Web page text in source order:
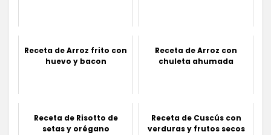
Receta de Arroz frito con
huevo y bacon
Receta de Arroz con
chuleta ahumada
Receta de Risotto de
setas y orégano
Receta de Cuscús con
verduras y frutos secos